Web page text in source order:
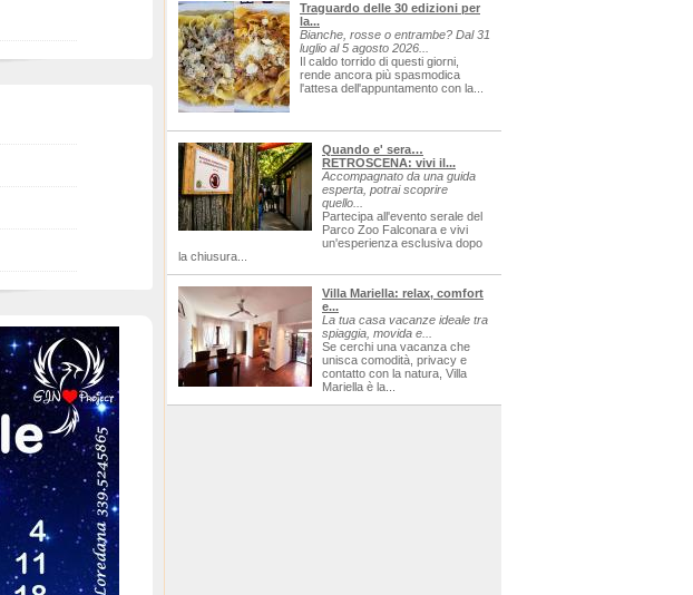
Traguardo delle 30 edizioni per
la...
Bianche, rosse o entrambe? Dal 31
luglio al 5 agosto 2026...
Il caldo torrido di questi giorni,
rende ancora più spasmodica
l'attesa dell'appuntamento con la...
Quando e' sera…
RETROSCENA: vivi il...
Accompagnato da una guida
esperta, potrai scoprire
quello...
Partecipa all'evento serale del
Parco Zoo Falconara e vivi
un'esperienza esclusiva dopo
la chiusura...
Villa Mariella: relax, comfort
e...
La tua casa vacanze ideale tra
spiaggia, movida e...
Se cerchi una vacanza che
unisca comodità, privacy e
contatto con la natura, Villa
Mariella è la...